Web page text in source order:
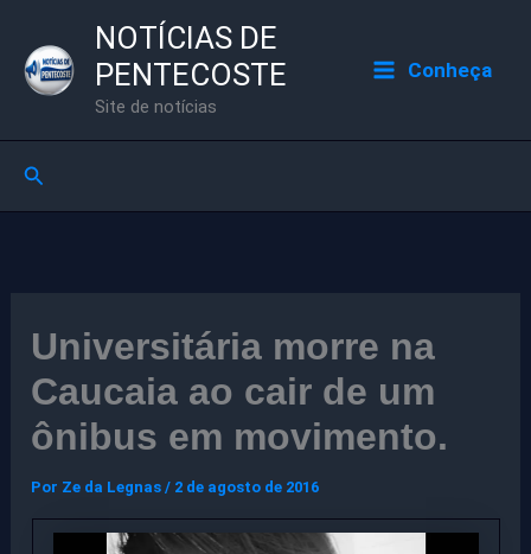
para
NOTÍCIAS DE
PENTECOSTE
Site de notícias
Conheça
Pesquisar
Universitária morre na
Caucaia ao cair de um
ônibus em movimento.
Por Ze da Legnas/ 2 de agosto de 2016